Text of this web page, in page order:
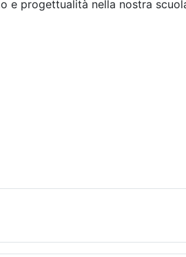
e progettualità nella nostra